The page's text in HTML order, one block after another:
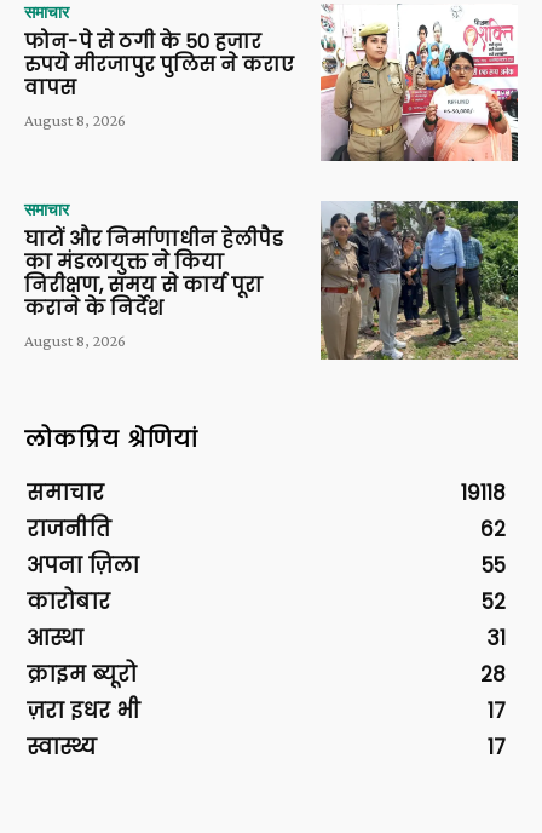
समाचार
फोन-पे से ठगी के 50 हजार
रुपये मीरजापुर पुलिस ने कराए
वापस
August 8, 2026
समाचार
घाटों और निर्माणाधीन हेलीपैड
का मंडलायुक्त ने किया
निरीक्षण, समय से कार्य पूरा
कराने के निर्देश
August 8, 2026
लोकप्रिय श्रेणियां
समाचार
19118
राजनीति
62
अपना ज़िला
55
कारोबार
52
आस्था
31
क्राइम ब्यूरो
28
ज़रा इधर भी
17
स्वास्थ्य
17